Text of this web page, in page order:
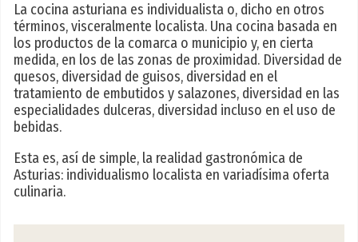
La cocina asturiana es individualista o, dicho en otros
términos, visceralmente localista. Una cocina basada en
los productos de la comarca o municipio y, en cierta
medida, en los de las zonas de proximidad. Diversidad de
quesos, diversidad de guisos, diversidad en el
tratamiento de embutidos y salazones, diversidad en las
especialidades dulceras, diversidad incluso en el uso de
bebidas.
Esta es, así de simple, la realidad gastronómica de
Asturias: individualismo localista en variadísima oferta
culinaria.